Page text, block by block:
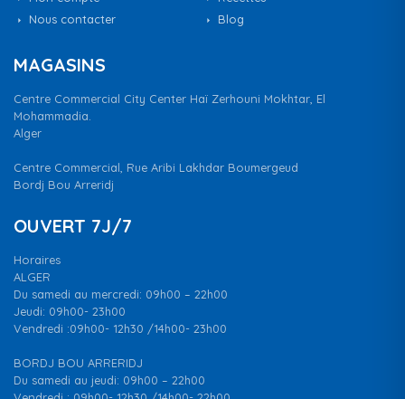
Nous contacter
Blog
MAGASINS
Centre Commercial City Center Haï Zerhouni Mokhtar, El
Mohammadia.
Alger
Centre Commercial, Rue Aribi Lakhdar Boumergeud
Bordj Bou Arreridj
OUVERT 7J/7
Horaires
ALGER
Du samedi au mercredi: 09h00 – 22h00
Jeudi: 09h00- 23h00
Vendredi :09h00- 12h30 /14h00- 23h00
BORDJ BOU ARRERIDJ
Du samedi au jeudi: 09h00 – 22h00